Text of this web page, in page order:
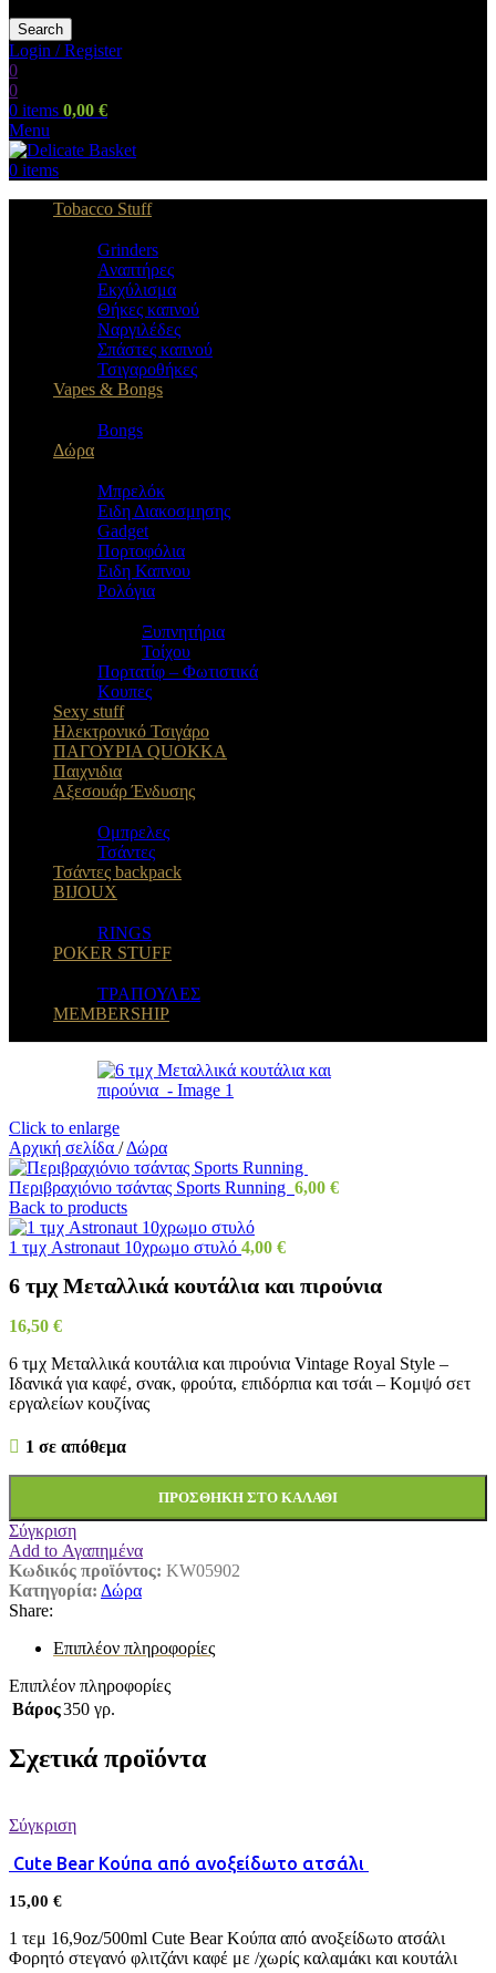
Search
Login / Register
0
0
0 items 0,00 €
Menu
0 items
Tobacco Stuff
Grinders
Αναπτήρες
Εκχύλισμα
Θήκες καπνού
Ναργιλέδες
Σπάστες καπνού
Τσιγαροθήκες
Vapes & Bongs
Bongs
Δώρα
Μπρελόκ
Eιδη Διακοσμησης
Gadget
Πορτοφόλια
Ειδη Καπνου
Ρολόγια
Ξυπνητήρια
Τοίχου
Πορτατίφ – Φωτιστικά
Κουπες
Sexy stuff
Ηλεκτρονικό Τσιγάρο
ΠΑΓΟΥΡΙΑ QUOKKA
Παιχνιδια
Αξεσουάρ Ένδυσης
Oμπρελες
Τσάντες
Τσάντες backpack
BIJOUX
RINGS
POKER STUFF
ΤΡΑΠΟΥΛΕΣ
MEMBERSHIP
Click to enlarge
Αρχική σελίδα / Δώρα
Περιβραχιόνιο τσάντας Sports Running 6,00 €
Back to products
1 τμχ Astronaut 10χρωμο στυλό 4,00 €
6 τμχ Μεταλλικά κουτάλια και πιρούνια
16,50 €
6 τμχ Μεταλλικά κουτάλια και πιρούνια Vintage Royal Style –
Ιδανικά για καφέ, σνακ, φρούτα, επιδόρπια και τσάι – Κομψό σετ
εργαλείων κουζίνας
1 σε απόθεμα
ΠΡΟΣΘΉΚΗ ΣΤΟ ΚΑΛΆΘΙ
Σύγκριση
Add to Αγαπημένα
Κωδικός προϊόντος: KW05902
Κατηγορία: Δώρα
Share:
Επιπλέον πληροφορίες
Επιπλέον πληροφορίες
Βάρος350 γρ.
Σχετικά προϊόντα
Σύγκριση
Cute Bear Κούπα από ανοξείδωτο ατσάλι
15,00 €
1 τεμ 16,9oz/500ml Cute Bear Κούπα από ανοξείδωτο ατσάλι
Φορητό στεγανό φλιτζάνι καφέ με /χωρίς καλαμάκι και κουτάλι